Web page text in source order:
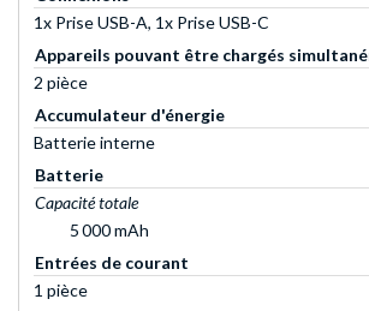
1x Prise USB-A, 1x Prise USB-C
Appareils pouvant être chargés
2 pièce
Accumulateur d'énergie
Batterie interne
Batterie
Capacité totale
5 000 mAh
Entrées de courant
1 pièce